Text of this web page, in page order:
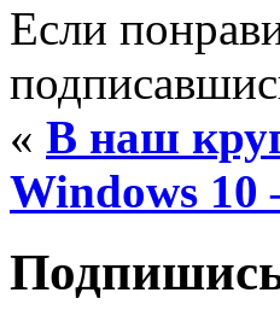
Если
« В наш
Windows